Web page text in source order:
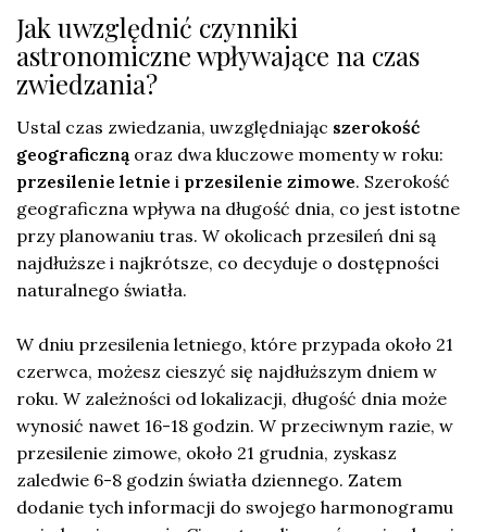
Jak uwzględnić czynniki
astronomiczne wpływające na czas
zwiedzania?
Ustal czas zwiedzania, uwzględniając szerokość
geograficzną oraz dwa kluczowe momenty w roku:
przesilenie letnie i przesilenie zimowe. Szerokość
geograficzna wpływa na długość dnia, co jest istotne
przy planowaniu tras. W okolicach przesileń dni są
najdłuższe i najkrótsze, co decyduje o dostępności
naturalnego światła.
W dniu przesilenia letniego, które przypada około 21
czerwca, możesz cieszyć się najdłuższym dniem w
roku. W zależności od lokalizacji, długość dnia może
wynosić nawet 16-18 godzin. W przeciwnym razie, w
przesilenie zimowe, około 21 grudnia, zyskasz
zaledwie 6-8 godzin światła dziennego. Zatem
dodanie tych informacji do swojego harmonogramu